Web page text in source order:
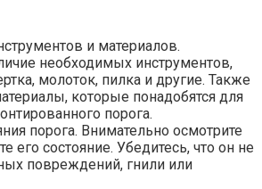
и материалов.​
необходимых инструментов,
молоток, пилка и другие.​ Также
которые понадобятся для
порога.​
порога. Внимательно осмотрите
его состояние. Убедитесь, что он не
повреждений, гнили или